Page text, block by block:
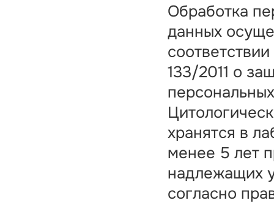
Обработка
данных
133/2011 о
хранятся в
менее 5 лет
надлежащих
согласно